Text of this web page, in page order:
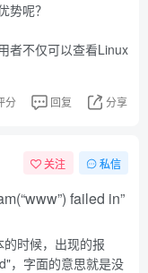
势呢？
者不仅可以查看Linux
分 回复 分享
关注 私信
failed in”
时候，出现的报
，字面的意思就是没